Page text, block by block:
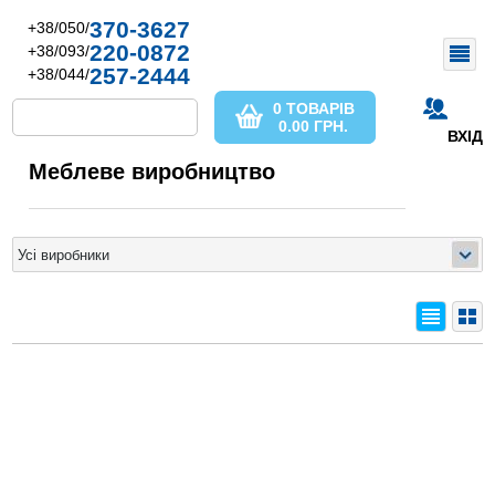
+38/050/370-3627
+38/093/220-0872
+38/044/257-2444
ВХІД
0 ТОВАРІВ
0.00 ГРН.
Меблеве виробництво